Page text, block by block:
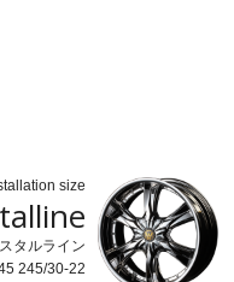
size
タルライン
245/30-22